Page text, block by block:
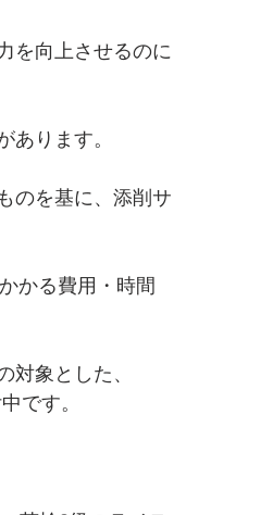
を向上させるのに
ります。
のを基に、添削サ
かる費用・時間
象とした、
です。